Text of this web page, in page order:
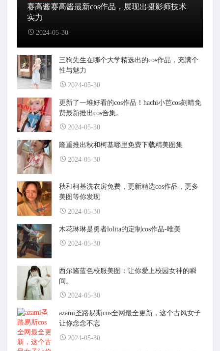
赛高酱赛高酱最新cos作品，展现出摄影师技术
实力
2024-05-30
三狗先生在哪个大学精选出的cos作品，充满个
性与魅力
2024-05-30
更新了一堆好看的cos作品！hachi小芭cos刻晴免
费最新推出cos合集。
2024-05-30
隆重推出秋和柯基哪里免费下载精美图集
2024-05-30
秋和柯基洗衣房免费，更新精选cos作品，更多
美图等你发现
2024-05-30
木花琳琳是勇者lolita的定制cos作品-唯美
2024-05-30
西尔酱蓝色校服美图：让你爱上校园女神的瞬
间。
2024-05-30
azami圣路易斯cos全网最全更新，这个古风女子
让你念念不忘
2024-05-30